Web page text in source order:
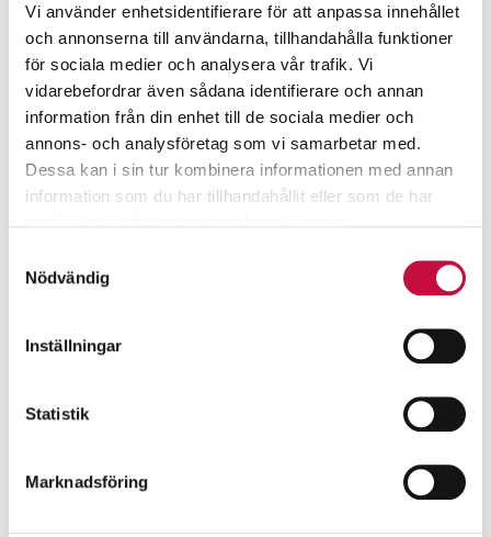
Vi använder enhetsidentifierare för att anpassa innehållet
och annonserna till användarna, tillhandahålla funktioner
för sociala medier och analysera vår trafik. Vi
vidarebefordrar även sådana identifierare och annan
information från din enhet till de sociala medier och
annons- och analysföretag som vi samarbetar med.
Dessa kan i sin tur kombinera informationen med annan
information som du har tillhandahållit eller som de har
Nödvändig
Inställningar
Statistik
Marknadsföring